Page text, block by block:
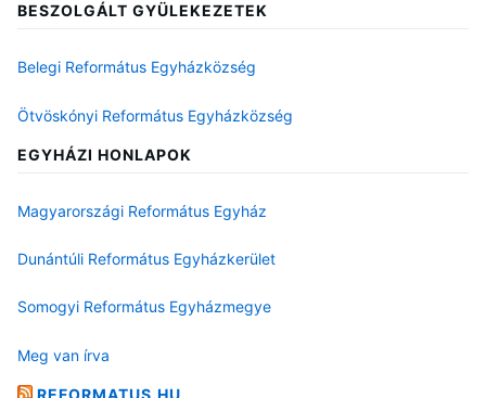
BESZOLGÁLT GYÜLEKEZETEK
Belegi Református Egyházközség
Ötvöskónyi Református Egyházközség
EGYHÁZI HONLAPOK
Magyarországi Református Egyház
Dunántúli Református Egyházkerület
Somogyi Református Egyházmegye
Meg van írva
REFORMATUS.HU